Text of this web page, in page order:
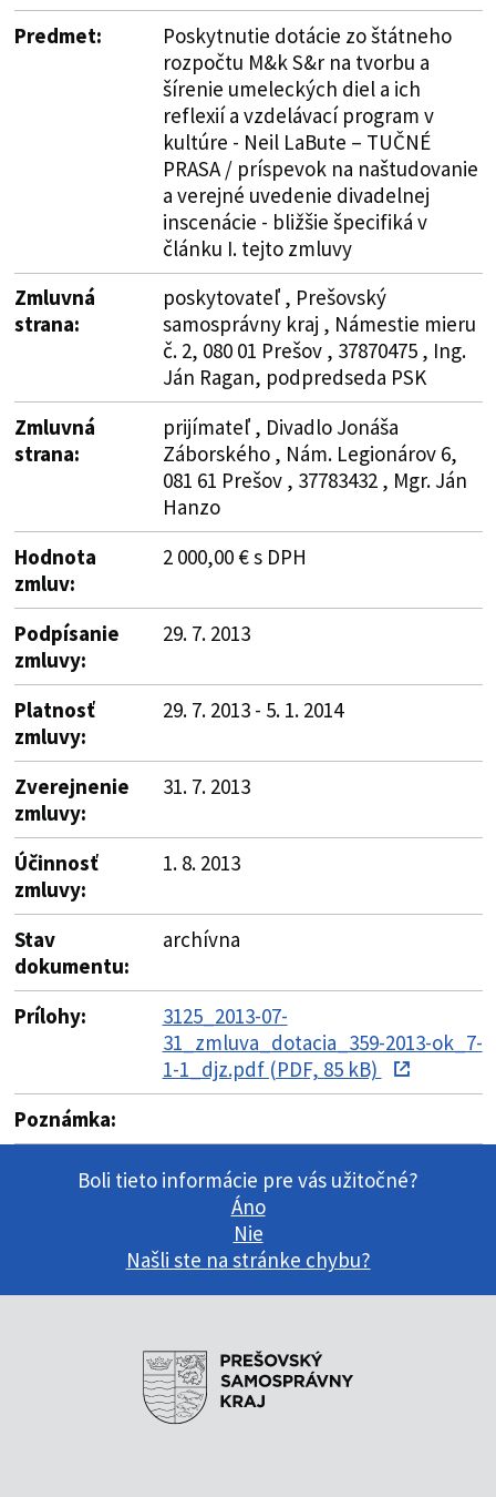
Predmet:
Poskytnutie dotácie zo štátneho
rozpočtu M&k S&r na tvorbu a
šírenie umeleckých diel a ich
reflexií a vzdelávací program v
kultúre - Neil LaBute – TUČNÉ
PRASA / príspevok na naštudovanie
a verejné uvedenie divadelnej
inscenácie - bližšie špecifiká v
článku I. tejto zmluvy
Zmluvná
strana:
poskytovateľ , Prešovský
samosprávny kraj , Námestie mieru
č. 2, 080 01 Prešov , 37870475 , Ing.
Ján Ragan, podpredseda PSK
Zmluvná
strana:
prijímateľ , Divadlo Jonáša
Záborského , Nám. Legionárov 6,
081 61 Prešov , 37783432 , Mgr. Ján
Hanzo
Hodnota
zmluv:
2 000,00 € s DPH
Podpísanie
zmluvy:
29. 7. 2013
Platnosť
zmluvy:
29. 7. 2013 - 5. 1. 2014
Zverejnenie
zmluvy:
31. 7. 2013
Účinnosť
zmluvy:
1. 8. 2013
Stav
dokumentu:
archívna
Prílohy:
3125_2013-07-
31_zmluva_dotacia_359-2013-ok_7-
1-1_djz.pdf (PDF, 85 kB)
Poznámka:
Boli tieto informácie pre vás užitočné?
Áno
Nie
Našli ste na stránke chybu?